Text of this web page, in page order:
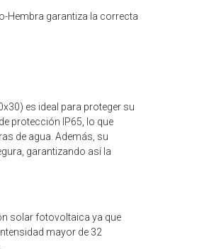
Hembra garantiza la correcta
es ideal para proteger su
protección IP65, lo que
de agua. Además, su
garantizando así la
solar fotovoltaica ya que
mayor de 32